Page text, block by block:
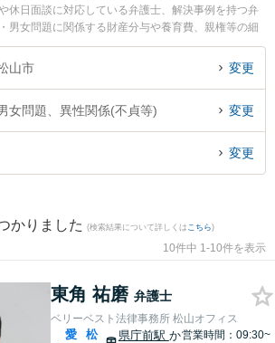
休日面談に対応している弁護士、解決事例を持つ弁
男女問題に関係する財産分与や養育費、親権等の細
もでき便利です。特にベリーベスト法律事務所 松山
や弁護士法人龍鳳法律事務所の石山 龍鳳弁護士、愛
今すぐに弁護士に相談したい』『異性関係(不貞等)に
決の実績豊富な近くの弁護士を検索したい』『初回
)による離婚問題を法律相談できる松山市内の弁護士
山市 変更
女問題、異性関係(不貞等) 変更
変更
かりました (検索結果について詳しくは こちら)
10件中 1-10件を表示
東角 祐磨 弁護士
ベリーベスト法律事務所 松山オフィス
愛
松
県庁前駅 か営業時間：09:30~